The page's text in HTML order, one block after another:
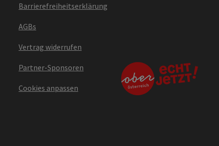
Barrierefreiheitserklärung
AGBs
Vertrag widerrufen
Partner-Sponsoren
Cookies anpassen